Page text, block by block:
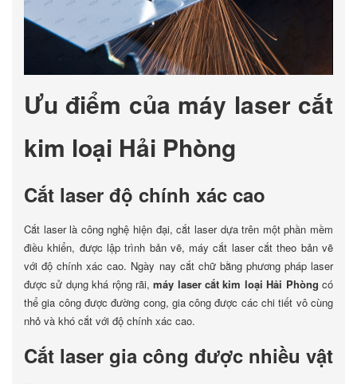
Ưu điểm của máy laser cắt
kim loại Hải Phòng
Cắt laser độ chính xác cao
Cắt laser là công nghệ hiện đại, cắt laser dựa trên một phần mềm
điều khiển, được lập trình bản vẽ, máy cắt laser cắt theo bản vẽ
với độ chính xác cao. Ngày nay cắt chữ bằng phương pháp laser
được sử dụng khá rộng rãi,máy laser cắt kim loại Hải Phòng có
thể gia công được đường cong, gia công được các chi tiết vô cùng
nhỏ và khó cắt với độ chính xác cao.
Cắt laser gia công được nhiều vật